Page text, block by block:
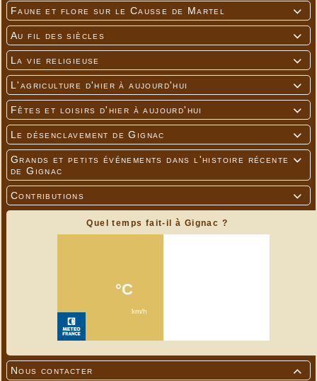

Faune et flore sur le Causse de Martel

Au fil des siècles

La vie religieuse

L'agriculture d'hier à aujourd'hui

Fêtes et loisirs d'hier à aujourd'hui

Le désenclavement de Gignac

Grands et petits événements dans l'histoire récente
de Gignac

Contributions
Quel temps fait-il à Gignac ?

Nous contacter